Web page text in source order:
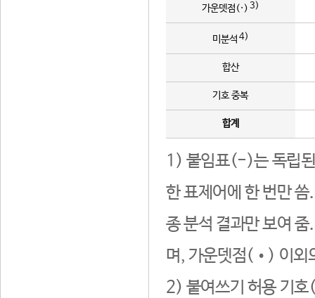
가운뎃점(·) 3)
미분석 4)
합산
기호 중복
합계
1) 붙임표(-)는 독립된
한 표제어에 한 번만
종 분석 결과만 보여
며, 가운뎃점(•) 이외
2) 붙여쓰기 허용 기호